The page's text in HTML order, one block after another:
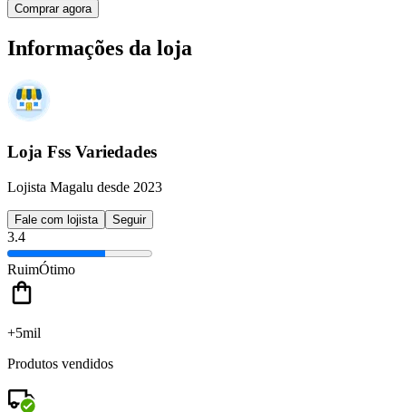
Comprar agora
Informações da loja
Loja Fss Variedades
Lojista Magalu desde 2023
Fale com lojista Seguir
3.4
RuimÓtimo
+5mil
Produtos vendidos